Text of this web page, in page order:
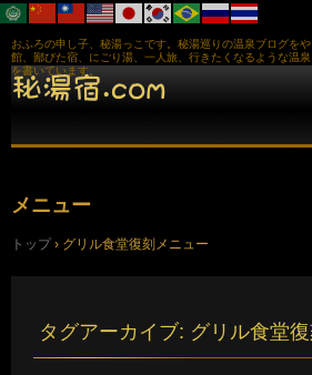
おふろの申し子、秘湯っこです。秘湯巡りの温泉ブログを
館、鄙びた宿、にごり湯、一人旅、行きたくなるような温
を書いています。
メニュー
ン
トップ › グリル食堂復刻メニュー
タグアーカイブ: グリル食堂